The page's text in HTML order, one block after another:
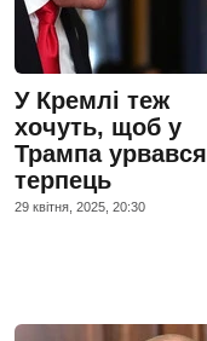
У Кремлі теж
хочуть, щоб у
Трампа урвався
терпець
29 квiтня, 2025, 20:30